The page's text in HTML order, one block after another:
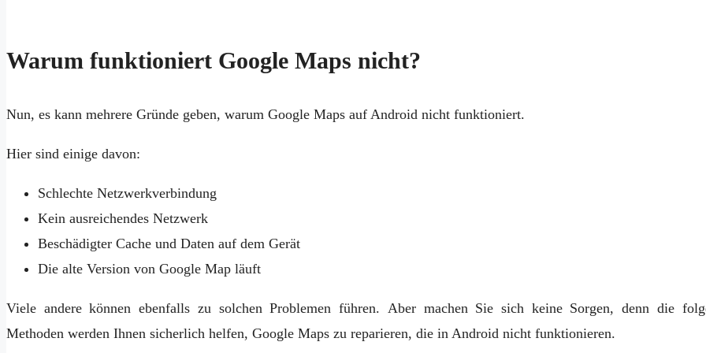
Warum funktioniert Google Maps nicht?
Nun, es kann mehrere Gründe geben, warum Google Maps auf Android nicht funktioniert.
Hier sind einige davon:
Schlechte Netzwerkverbindung
Kein ausreichendes Netzwerk
Beschädigter Cache und Daten auf dem Gerät
Die alte Version von Google Map läuft
Viele andere können ebenfalls zu solchen Problemen führen. Aber machen Sie sich keine Sorgen, denn die
Methoden werden Ihnen sicherlich helfen, Google Maps zu reparieren, die in Android nicht funktionieren.